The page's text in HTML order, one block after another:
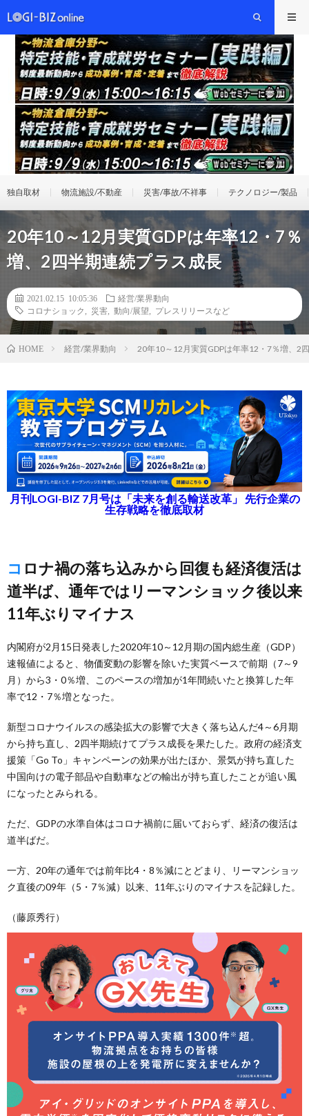
独自取材 物流施設/不動産 災害/事故/不祥事 テクノロジー/製品
20年10～12月実質GDPは年率12・7％
増、2四半期連続プラス成長
2021.02.15 10:05:36
経営/業界動向
コロナショック
災害 動向/展望 プレスリリースなど
HOME 経営/業界動向 20年10～12月実質GDPは年率12・7％増、2
月刊LOGI-BIZ 7月号は「未来を創る輸送改革」 先行企業の
生存戦略を徹底取材
コロナ禍の落ち込みから回復も経済復活は
道半ば、通年ではリーマンショック後以来
11年ぶりマイナス
内閣府が2月15日発表した2020年10～12月期の国内総生産（GDP）
速報値によると、物価変動の影響を除いた実質ベースで前期（7～9
月）から3・0％増、このペースの増加が1年間続いたと換算した年
率で12・7％増となった。
新型コロナウイルスの感染拡大の影響で大きく落ち込んだ4～6月期
から持ち直し、2四半期続けてプラス成長を果たした。政府の経済支
援策「Go To」キャンペーンの効果が出たほか、景気が持ち直した
中国向けの電子部品や自動車などの輸出が持ち直したことが追い風
になったとみられる。
ただ、GDPの水準自体はコロナ禍前に届いておらず、経済の復活は
道半ばだ。
一方、20年の通年では前年比4・8％減にとどまり、リーマンショッ
ク直後の09年（5・7％減）以来、11年ぶりのマイナスを記録した。
（藤原秀行）